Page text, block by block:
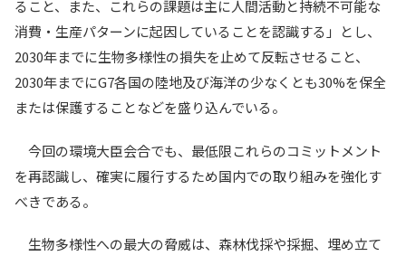
ること、また、これらの課題は主に人間活動と持続不可能な
消費・生産パターンに起因していることを認識する」とし、
2030年までに生物多様性の損失を止めて反転させること、
2030年までにG7各国の陸地及び海洋の少なくとも30%を保全
または保護することなどを盛り込んでいる。
今回の環境大臣会合でも、最低限これらのコミットメント
を再認識し、確実に履行するため国内での取り組みを強化す
べきである。
生物多様性への最大の脅威は、森林伐採や採掘、埋め立て